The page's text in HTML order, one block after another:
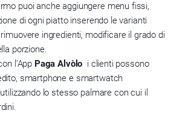
puoi anche aggiungere menu fissi,
di ogni piatto inserendo le varianti
ingredienti, modificare il grado di
porzione.
l'App Paga Alvòlo i clienti possono
smartphone e smartwatch
lo stesso palmare con cui il